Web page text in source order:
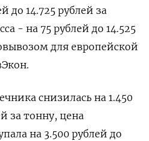
до 14.725 рублей за
- на 75 рублей до 14.525
для европейской
снизилась на 1.450
за тонну, цена
на 3.500 рублей до